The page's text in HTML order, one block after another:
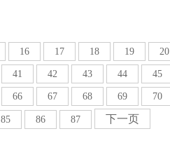
16 17 18 19 20
41 42 43 44 45
66 67 68 69 70
85 86 87 下一页